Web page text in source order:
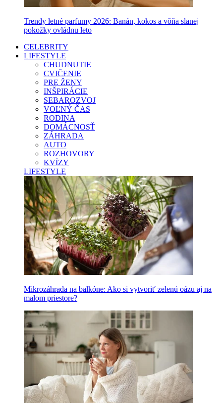
Trendy letné parfumy 2026: Banán, kokos a vôňa slanej
pokožky ovládnu leto
CELEBRITY
LIFESTYLE
CHUDNUTIE
CVIČENIE
PRE ŽENY
INŠPIRÁCIE
SEBAROZVOJ
VOĽNÝ ČAS
RODINA
DOMÁCNOSŤ
ZÁHRADA
AUTO
ROZHOVORY
KVÍZY
LIFESTYLE
Mikrozáhrada na balkóne: Ako si vytvoriť zelenú oázu aj na
malom priestore?